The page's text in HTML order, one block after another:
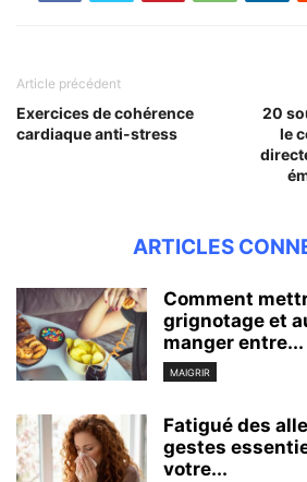
Article précédent
Exercices de cohérence
cardiaque anti-stress
20
le
ARTICLES
Comment
grignotage et
manger entre...
MAIGRIR
Fatigué des
gestes
votre...